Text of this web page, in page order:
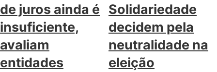
de juros ainda é
insuficiente,
avaliam
entidades
Solidariedade
decidem pela
neutralidade na
eleição